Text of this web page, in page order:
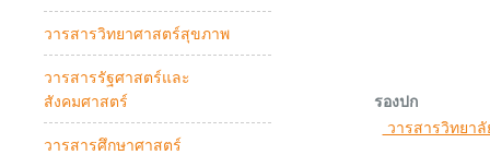
วารสารวิทยาศาสตร์สุขภาพ
วารสารรัฐศาสตร์และ
สังคมศาสตร์
วารสารศึกษาศาสตร์
รองปก
วารสารวิทยา